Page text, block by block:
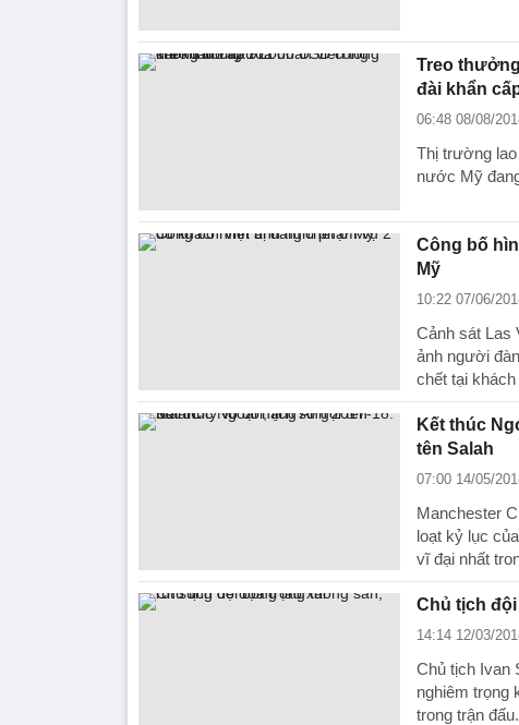
Treo
đài khẩn
06:48 08/08/
Thị trường
nước Mỹ
Công bố
Mỹ
10:22 07/06/
Cảnh sát Las
ảnh người
chết tại
Kết thúc
tên Salah
07:00 14/05/
Manchester
loạt kỷ lục
vĩ đại nhất
Chủ tịch
14:14 12/03/
Chủ tịch Ivan
nghiêm trọng
trong trận đấu.